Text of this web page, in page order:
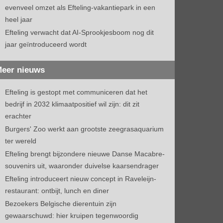
evenveel omzet als Efteling-vakantiepark in een
heel jaar
Efteling verwacht dat AI-Sprookjesboom nog dit
jaar geïntroduceerd wordt
nieuws
Efteling is gestopt met communiceren dat het
bedrijf in 2032 klimaatpositief wil zijn: dit zit
erachter
Burgers' Zoo werkt aan grootste zeegrasaquarium
ter wereld
Efteling brengt bijzondere nieuwe Danse Macabre-
souvenirs uit, waaronder duivelse kaarsendrager
Efteling introduceert nieuw concept in Raveleijn-
restaurant: ontbijt, lunch en diner
Bezoekers Belgische dierentuin zijn
gewaarschuwd: hier kruipen tegenwoordig